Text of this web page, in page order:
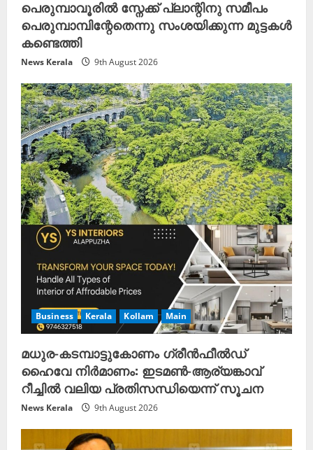
പെരുമ്പാവൂരിൽ സ്നേക്ക് പ്ലാന്റിനു സമീപം
പെരുമ്പാമ്പിന്റേതെന്നു സംശയിക്കുന്ന മുട്ടകൾ
കണ്ടെത്തി
News Kerala 9th August 2026
Business Kerala Kollam Main
മധുര-കടമ്പാട്ടുകോണം ഗ്രീൻഫീൽഡ്
ഹൈവേ നിർമാണം: ഇടമൺ-ആര്യങ്കാവ്
റീച്ചിൽ വലിയ പ്രതിസന്ധിയെന്ന് സൂചന
News Kerala 9th August 2026